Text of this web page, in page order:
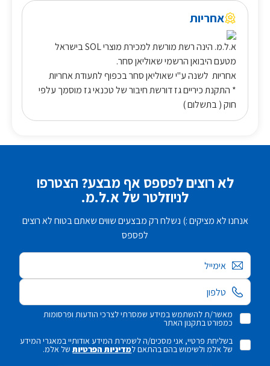
אחריות
א.ל.מ. הינה רשת מורשת למכירת מוצרי SOL בישראל
מטעם היבואן הרשמי שאוליאן סחר.
אחריות לשנה ע"י שאוליאן סחר בכפוף לתעודת אחריות
* התקנת כיריים גז דורשת חיבור של טכנאי גז מוסמך עלפי
חוק ( בתשלום )
לא רוצים לפספס אף מבצע? הצטרפו
לניוזלטר של א.ל.מ.
אנחנו לא מציקים :) נשלח רק מבצעים שווים שאתם בטוח לא רוצים
לפספס
אימייל
מאשר/ת להשתמש במידע שמסרתי לצרכי הודעות ופרסומות
כמפורט בתקנון האתר
בשליחת פרטיי, אני מסכים/ה לשמירת המידע אודותיי במאגרי המידע
של אלמ ולשימוש בהם בהתאם למדיניות הפרטיותשל אלמ.